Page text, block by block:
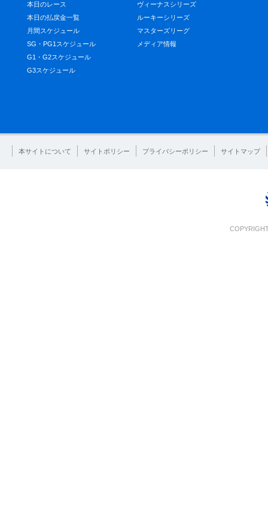
本日のレース
本日の払戻金一覧
月間スケジュール
SG・PG1スケジュール
G1・G2スケジュール
G3スケジュール
ヴィーナスシリーズ
ルーキーシリーズ
マスターズリーグ
メディア情報
本サイトについて サイトポリシー プライバシーポリシー サイトマップ